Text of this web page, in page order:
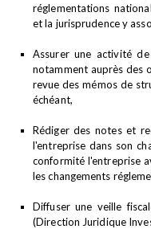
réglementations
et la jurisprudence y
Assurer une activité
notamment auprès des
revue des mémos de
échéant,
Rédiger des notes et
l'entreprise dans son
conformité l'entreprise
les changements
Diffuser une veille
(Direction Juridique